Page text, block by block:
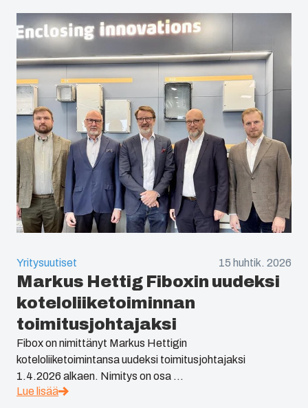
Yritysuutiset 15 huhtik. 2026
Markus Hettig Fiboxin uudeksi
koteloliiketoiminnan
toimitusjohtajaksi
Fibox on nimittänyt Markus Hettigin
koteloliiketoimintansa uudeksi toimitusjohtajaksi
1.4.2026 alkaen. Nimitys on osa ...
Lue lisää